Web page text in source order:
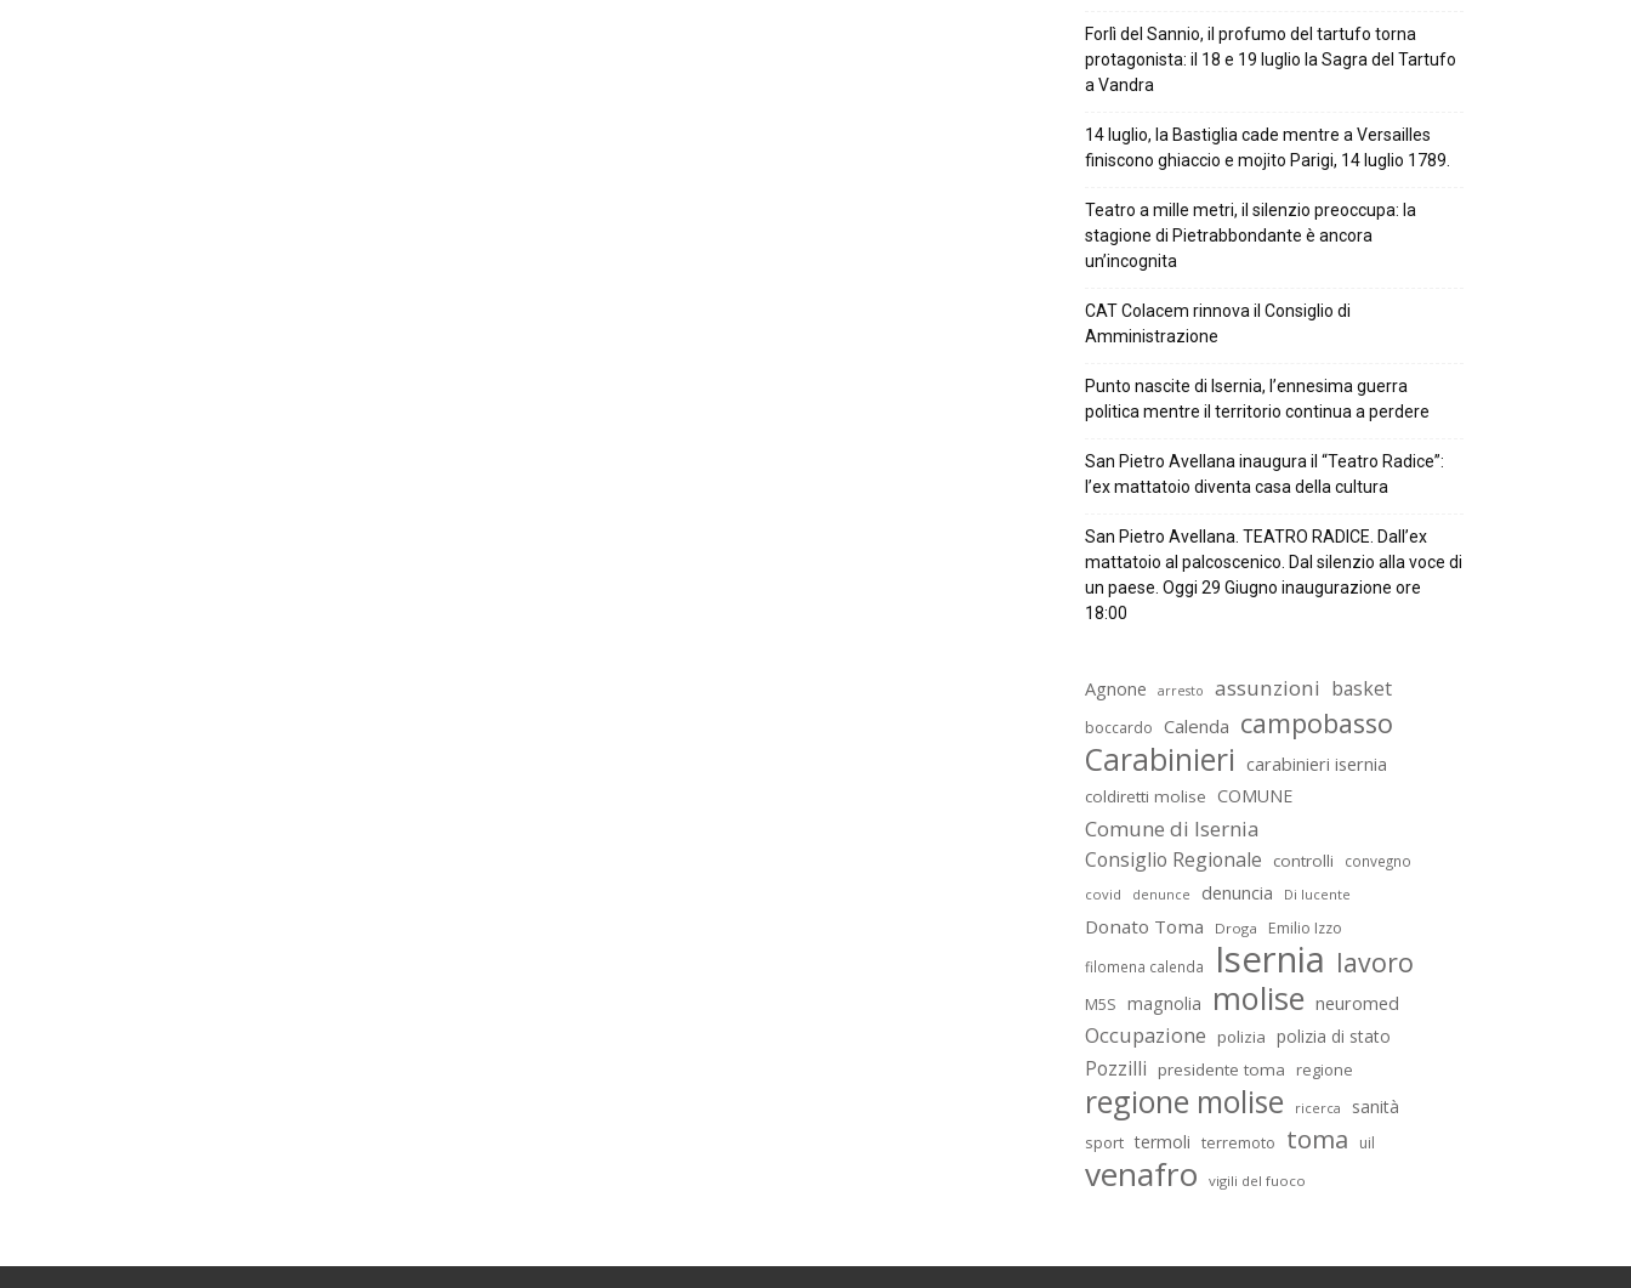
Forlì del Sannio, il profumo del tartufo torna
protagonista: il 18 e 19 luglio la Sagra del Tartufo
a Vandra
14 luglio, la Bastiglia cade mentre a Versailles
finiscono ghiaccio e mojito Parigi, 14 luglio 1789.
Teatro a mille metri, il silenzio preoccupa: la
stagione di Pietrabbondante è ancora
un’incognita
CAT Colacem rinnova il Consiglio di
Amministrazione
Punto nascite di Isernia, l’ennesima guerra
politica mentre il territorio continua a perdere
San Pietro Avellana inaugura il “Teatro Radice”:
l’ex mattatoio diventa casa della cultura
San Pietro Avellana. TEATRO RADICE. Dall’ex
mattatoio al palcoscenico. Dal silenzio alla voce di
un paese. Oggi 29 Giugno inaugurazione ore
18:00
Agnone arresto assunzioni basket
boccardo Calenda campobasso
Carabinieri carabinieri isernia
coldiretti molise COMUNE
Comune di Isernia
Consiglio Regionale controlli convegno
covid denunce denuncia Di lucente
Donato Toma Droga Emilio Izzo
filomena calenda Isernia lavoro
M5S magnolia molise neuromed
Occupazione polizia polizia di stato
Pozzilli presidente toma regione
regione molise ricerca sanità
sport termoli terremoto toma uil
venafro vigili del fuoco